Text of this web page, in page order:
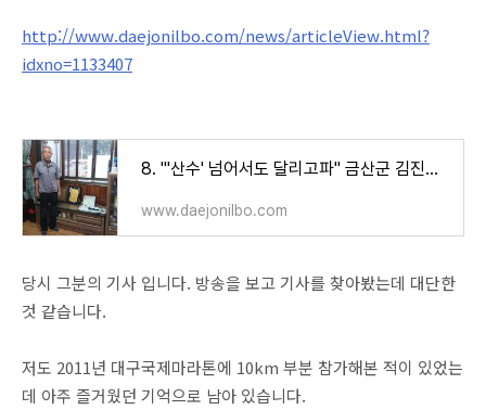
http://www.daejonilbo.com/news/articleView.html?
idxno=1133407
8. "'산수' 넘어서도 달리고파" 금산군 김진환씨 - 대전일보
www.daejonilbo.com
당시 그분의 기사 입니다. 방송을 보고 기사를 찾아봤는데 대단한
것 같습니다.
저도 2011년 대구국제마라톤에 10km 부분 참가해본 적이 있었는
데 아주 즐거웠던 기억으로 남아 있습니다.